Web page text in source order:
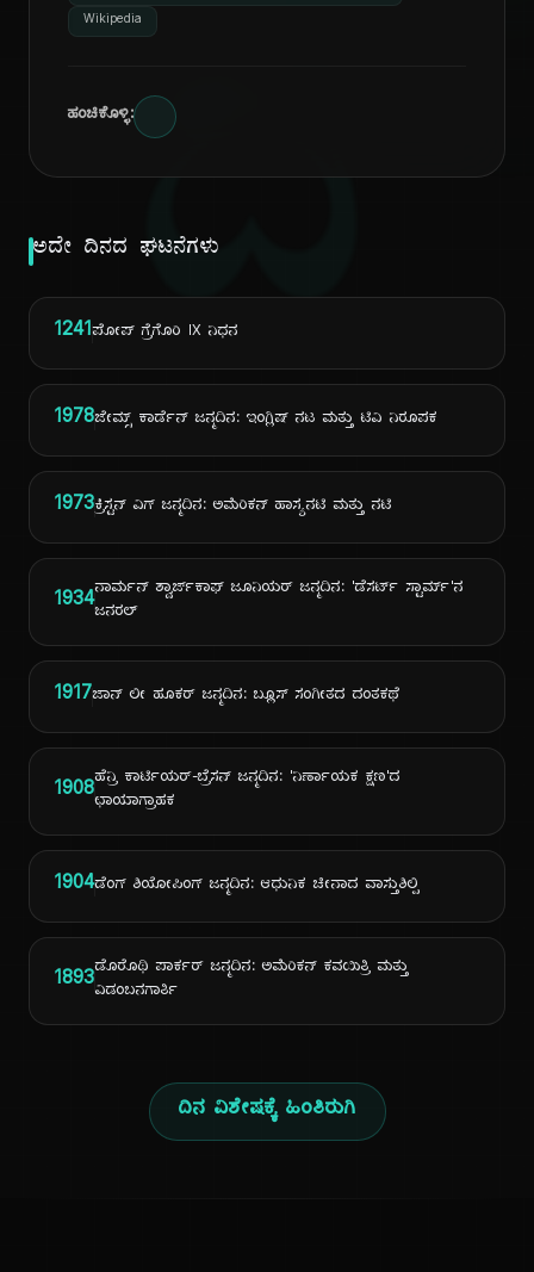
ದಿ
Wikipedia
ಹಂಚಿಕೊಳ್ಳಿ:
ಅದೇ ದಿನದ ಘಟನೆಗಳು
1241ಪೋಪ್ ಗ್ರೆಗೊರಿ IX ನಿಧನ
1978ಜೇಮ್ಸ್ ಕಾರ್ಡೆನ್ ಜನ್ಮದಿನ: ಇಂಗ್ಲಿಷ್ ನಟ ಮತ್ತು ಟಿವಿ ನಿರೂಪಕ
1973ಕ್ರಿಸ್ಟನ್ ವಿಗ್ ಜನ್ಮದಿನ: ಅಮೆರಿಕನ್ ಹಾಸ್ಯನಟಿ ಮತ್ತು ನಟಿ
1934ನಾರ್ಮನ್ ಶ್ವಾರ್ಜ್‌ಕಾಫ್ ಜೂನಿಯರ್ ಜನ್ಮದಿನ: 'ಡೆಸರ್ಟ್ ಸ್ಟಾರ್ಮ್'ನ
ಜನರಲ್
1917ಜಾನ್ ಲೀ ಹೂಕರ್ ಜನ್ಮದಿನ: ಬ್ಲೂಸ್ ಸಂಗೀತದ ದಂತಕಥೆ
1908ಹೆನ್ರಿ ಕಾರ್ಟಿಯರ್-ಬ್ರೆಸನ್ ಜನ್ಮದಿನ: 'ನಿರ್ಣಾಯಕ ಕ್ಷಣ'ದ
ಛಾಯಾಗ್ರಾಹಕ
1904ಡೆಂಗ್ ಶಿಯೋಪಿಂಗ್ ಜನ್ಮದಿನ: ಆಧುನಿಕ ಚೀನಾದ ವಾಸ್ತುಶಿಲ್ಪಿ
1893ಡೊರೊಥಿ ಪಾರ್ಕರ್ ಜನ್ಮದಿನ: ಅಮೆರಿಕನ್ ಕವಯಿತ್ರಿ ಮತ್ತು
ವಿಡಂಬನಗಾರ್ತಿ
ದಿನ ವಿಶೇಷಕ್ಕೆ ಹಿಂತಿರುಗಿ